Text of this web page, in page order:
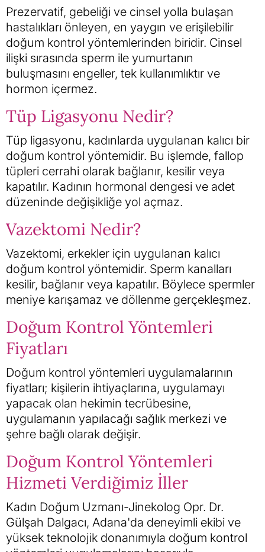
Prezervatif, gebeliği ve cinsel yolla bulaşan
hastalıkları önleyen, en yaygın ve erişilebilir
doğum kontrol yöntemlerinden biridir. Cinsel
ilişki sırasında sperm ile yumurtanın
buluşmasını engeller, tek kullanımlıktır ve
hormon içermez.
Tüp Ligasyonu Nedir?
Tüp ligasyonu, kadınlarda uygulanan kalıcı bir
doğum kontrol yöntemidir. Bu işlemde, fallop
tüpleri cerrahi olarak bağlanır, kesilir veya
kapatılır. Kadının hormonal dengesi ve adet
düzeninde değişikliğe yol açmaz.
Vazektomi Nedir?
Vazektomi, erkekler için uygulanan kalıcı
doğum kontrol yöntemidir. Sperm kanalları
kesilir, bağlanır veya kapatılır. Böylece spermler
meniye karışamaz ve döllenme gerçekleşmez.
Doğum Kontrol Yöntemleri
Fiyatları
Doğum kontrol yöntemleri uygulamalarının
fiyatları; kişilerin ihtiyaçlarına, uygulamayı
yapacak olan hekimin tecrübesine,
uygulamanın yapılacağı sağlık merkezi ve
şehre bağlı olarak değişir.
Doğum Kontrol Yöntemleri
Hizmeti Verdiğimiz İller
Kadın Doğum Uzmanı-Jinekolog Opr. Dr.
Gülşah Dalgacı, Adana'da deneyimli ekibi ve
yüksek teknolojik donanımıyla doğum kontrol